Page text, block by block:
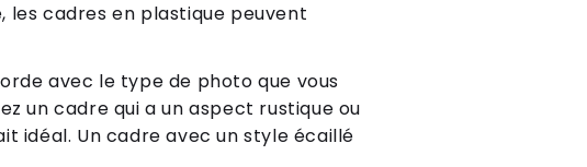
les cadres en plastique peuvent
avec le type de photo que vous
un cadre qui a un aspect rustique ou
idéal. Un cadre avec un style écaillé